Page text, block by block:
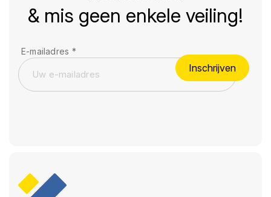
& mis geen enkele veiling!
E-mailadres *
Inschrijven